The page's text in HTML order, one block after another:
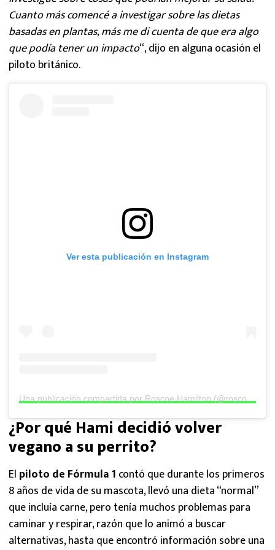
Cuanto más comencé a investigar sobre las dietas
basadas en plantas, más me di cuenta de que era algo
que podía tener un impacto“, dijo en alguna ocasión el
piloto británico.
Ver esta publicación en Instagram
¿Por qué Hami decidió volver
vegano a su perrito?
El piloto de Fórmula 1 contó que durante los primeros
8 años de vida de su mascota, llevó una dieta “normal”
que incluía carne, pero tenía muchos problemas para
caminar y respirar, razón que lo animó a buscar
alternativas, hasta que encontró información sobre una